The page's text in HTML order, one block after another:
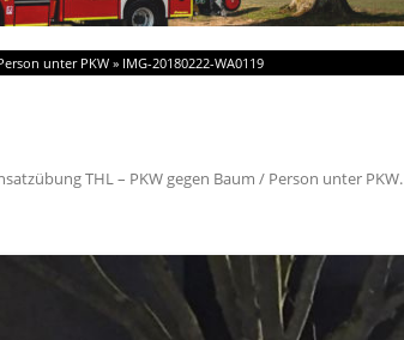
unter PKW » IMG-20180222-WA0119
THL – PKW gegen Baum / Person unter PKW.